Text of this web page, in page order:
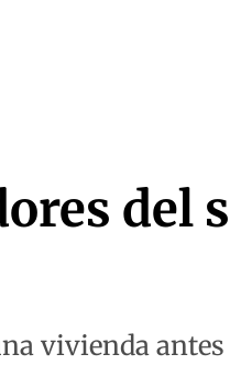
del
vivienda antes